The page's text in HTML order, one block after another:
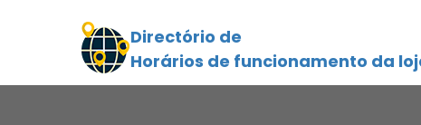
Directório de
Horários de funcionamento da